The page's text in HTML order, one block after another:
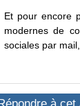
Et pour encore
modernes de
sociales par